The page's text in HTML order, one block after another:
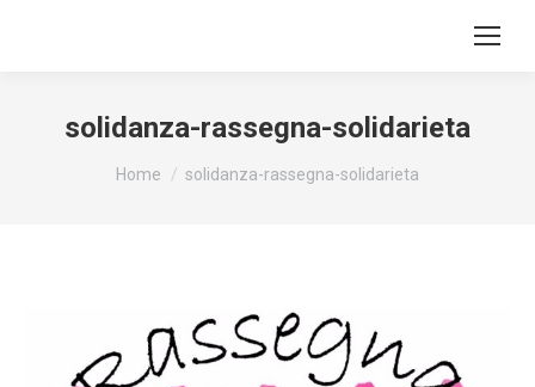
solidanza-rassegna-solidarieta
You are here:
Home solidanza-rassegna-solidarieta